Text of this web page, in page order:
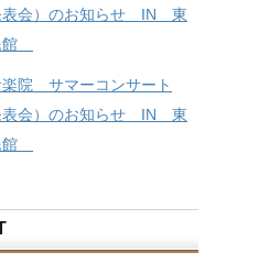
表会）のお知らせ IN 東
館
楽院 サマーコンサート
表会）のお知らせ IN 東
館